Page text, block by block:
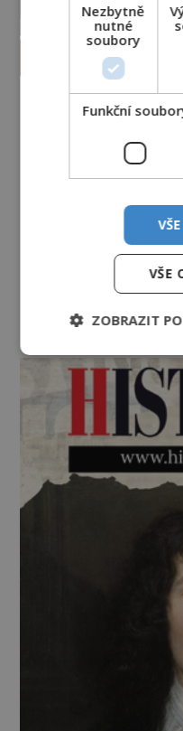
Nezbytně
nutné
soubory
Funkční
VŠE
ZOBRAZIT